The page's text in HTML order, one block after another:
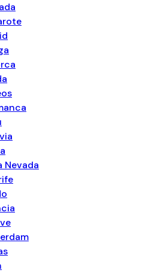
Nevada